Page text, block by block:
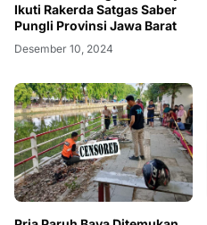
Ikuti Rakerda Satgas Saber
Pungli Provinsi Jawa Barat
Desember 10, 2024